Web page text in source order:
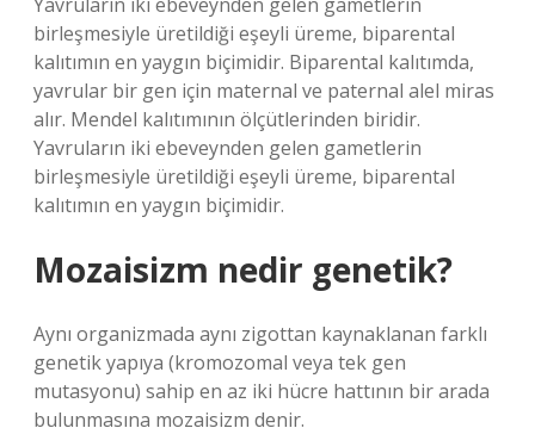
birleşmesiyle üretildiği eşeyli üreme, biparental
kalıtımın en yaygın biçimidir. Biparental kalıtımda,
yavrular bir gen için maternal ve paternal alel miras
alır. Mendel kalıtımının ölçütlerinden biridir.
Yavruların iki ebeveynden gelen gametlerin
birleşmesiyle üretildiği eşeyli üreme, biparental
kalıtımın en yaygın biçimidir.
Mozaisizm nedir genetik?
Aynı organizmada aynı zigottan kaynaklanan farklı
genetik yapıya (kromozomal veya tek gen
mutasyonu) sahip en az iki hücre hattının bir arada
bulunmasına mozaisizm denir.